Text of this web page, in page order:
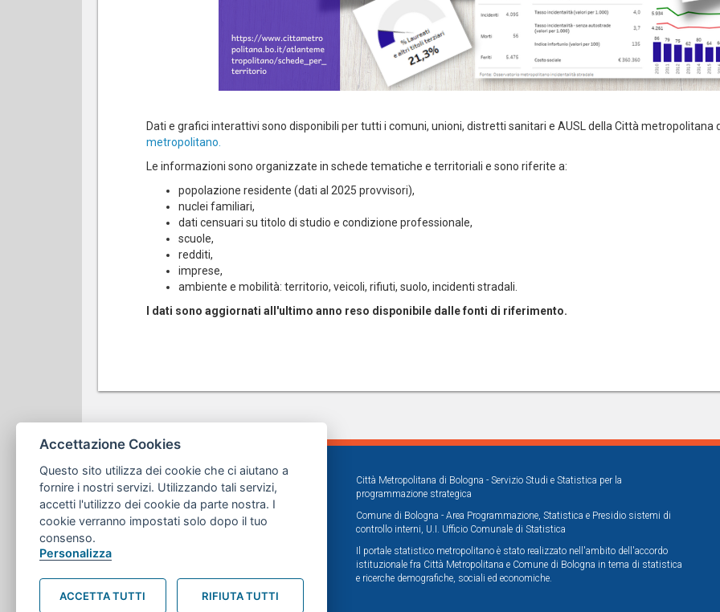
Dati e grafici interattivi sono disponibili per tutti i comuni, unioni, distretti sanitari e AUSL della Città metropolitana
metropolitano.
Le informazioni sono organizzate in schede tematiche e territoriali e sono riferite a:
popolazione residente (dati al 2025 provvisori),
nuclei familiari,
dati censuari su titolo di studio e condizione professionale,
scuole,
redditi,
imprese,
ambiente e mobilità: territorio, veicoli, rifiuti, suolo, incidenti stradali.
I dati sono aggiornati all'ultimo anno reso disponibile dalle fonti di riferimento.
Città Metropolitana di Bologna - Servizio Studi e Statistica per la
programmazione strategica
Comune di Bologna - Area Programmazione, Statistica e Presidio sistemi di
controllo interni, U.I. Ufficio Comunale di Statistica
Il portale statistico metropolitano è stato realizzato nell'ambito dell'accordo
istituzionale fra Città Metropolitana e Comune di Bologna in tema di statistica
e ricerche demografiche, sociali ed economiche.
Accettazione Cookies
Questo sito utilizza dei cookie che ci aiutano a
fornire i nostri servizi. Utilizzando tali servizi,
accetti l'utilizzo dei cookie da parte nostra. I
cookie verranno impostati solo dopo il tuo
consenso.
Personalizza
ACCETTA TUTTI RIFIUTA TUTTI